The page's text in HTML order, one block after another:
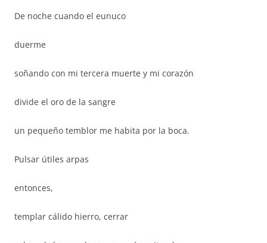
De noche cuando el eunuco
duerme
soñando con mi tercera muerte y mi corazón
divide el oro de la sangre
un pequeño temblor me habita por la boca.
Pulsar útiles arpas
entonces,
templar cálido hierro, cerrar